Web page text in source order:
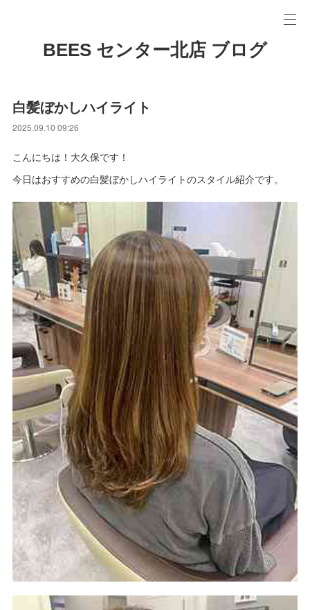
BEES センター北店 ブログ
白髪ぼかしハイライト
2025.09.10 09:26
こんにちは！大久保です！
今日はおすすめの白髪ぼかしハイライトのスタイル紹介です。